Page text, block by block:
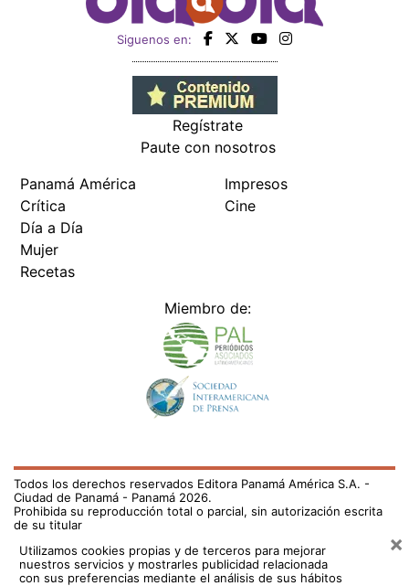
Siguenos en:
Regístrate
Paute con nosotros
Panamá América
Crítica
Día a Día
Mujer
Recetas
Impresos
Cine
Miembro de:
Todos los derechos reservados Editora Panamá América S.A. -
Ciudad de Panamá - Panamá 2026.
Prohibida su reproducción total o parcial, sin autorización escrita
de su titular
Utilizamos cookies propias y de terceros para mejorar
nuestros servicios y mostrarles publicidad relacionada
con sus preferencias mediante el análisis de sus hábitos
×